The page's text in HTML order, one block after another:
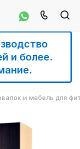
и более.
и мебель для